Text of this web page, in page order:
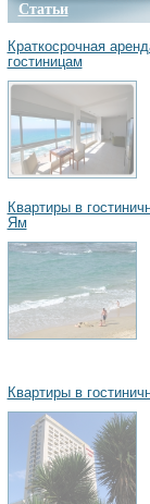
Статьи
Краткосрочная
гостиницам
Квартиры в
Ям
Квартиры в